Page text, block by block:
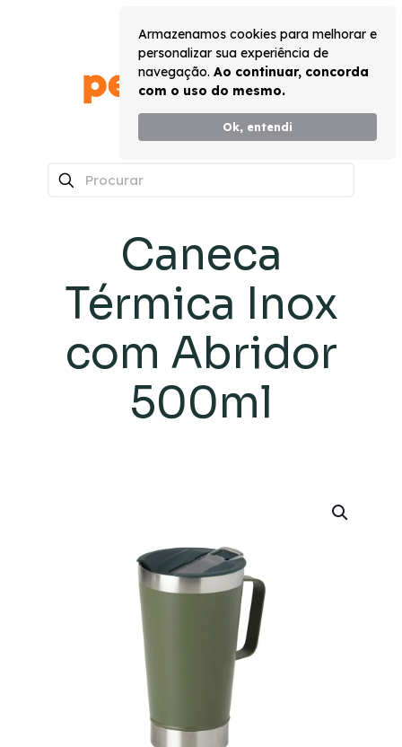
Armazenamos cookies para melhorar e
personalizar sua experiência de
navegação. Ao continuar, concorda
com o uso do mesmo.
Ok, entendi
Caneca
Térmica Inox
com Abridor
500ml